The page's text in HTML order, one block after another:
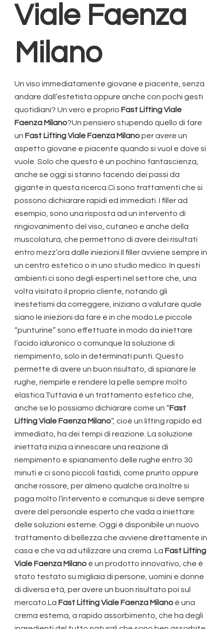
Viale Faenza
Milano
Un viso immediatamente giovane e piacente, senza
andare dall’estetista oppure anche con pochi gesti
quotidiani? Un vero e proprio Fast Lifting Viale
Faenza Milano?Un pensiero stupendo quello di fare
un Fast Lifting Viale Faenza Milanoper avere un
aspetto giovane e piacente quando si vuol e dove si
vuole. Solo che questo è un pochino fantascienza,
anche se oggi si stanno facendo dei passi da
gigante in questa ricerca.Ci sono trattamenti che si
possono dichiarare rapidi ed immediati. I filler ad
esempio, sono una risposta ad un intervento di
ringiovanimento del viso, cutaneo e anche della
muscolatura, che permettono di avere dei risultati
entro mezz’ora dalle iniezioni.Il filler avviene sempre in
un centro estetico o in uno studio medico. In questi
ambienti ci sono degli esperti nel settore che, una
volta visitato il proprio cliente, notando gli
inestetismi da correggere, iniziano a valutare quale
siano le iniezioni da fare e in che modo.Le piccole
“punturine” sono effettuate in modo da iniettare
l’acido ialuronico o comunque la soluzione di
riempimento, solo in determinati punti. Questo
permette di avere un buon risultato, di spianare le
rughe, riempirle e rendere la pelle sempre molto
elastica.Tuttavia è un trattamento estetico che,
anche se lo possiamo dichiarare come un “Fast
Lifting Viale Faenza Milano”, cioè un lifting rapido ed
immediato, ha dei tempi di reazione. La soluzione
iniettata inizia a innescare una reazione di
riempimento e spianamento delle rughe entro 30
minuti e ci sono piccoli fastidi, come prurito oppure
anche rossore, per almeno qualche ora.Inoltre si
paga molto l’intervento e comunque si deve sempre
avere del personale esperto che vada a iniettare
delle soluzioni esterne. Oggi è disponibile un nuovo
trattamento di bellezza che avviene direttamente in
casa e che va ad utilizzare una crema. La Fast Lifting
Viale Faenza Milanoè un prodotto innovativo, che è
stato testato su migliaia di persone, uomini e donne
di diversa età, per avere un buon risultato poi sul
mercato.La Fast Lifting Viale Faenza Milanoè una
crema esterna, a rapido assorbimento, che ha degli